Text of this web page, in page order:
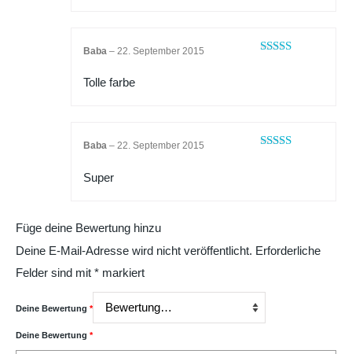
Baba – 22. September 2015
Tolle farbe
Baba – 22. September 2015
Super
Füge deine Bewertung hinzu
Deine E-Mail-Adresse wird nicht veröffentlicht. Erforderliche
Felder sind mit * markiert
Deine Bewertung *
Deine Bewertung *